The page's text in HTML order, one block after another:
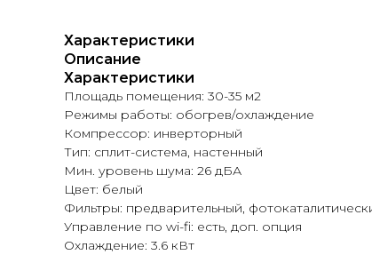
Характеристики
Описание
Характеристики
Площадь помещения: 30-35 м2
Режимы работы: обогрев/охлаждение
Компрессор: инверторный
Тип: сплит-система, настенный
Мин. уровень шума: 26 дБА
Цвет: белый
Фильтры: предварительный,
Управление по wi-fi: есть, доп. опция
Охлаждение: 3.6 кВт